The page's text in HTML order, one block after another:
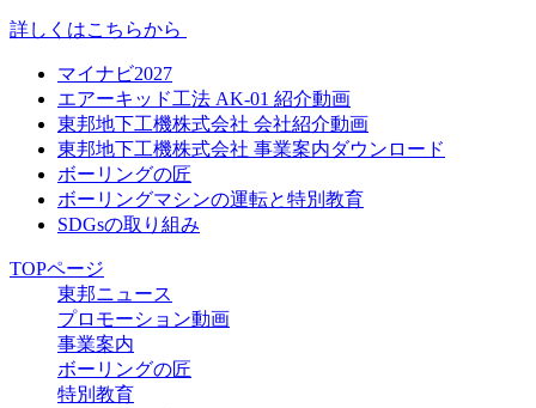
詳しくはこちらから
マイナビ2027
エアーキッド工法 AK-01 紹介動画
東邦地下工機株式会社 会社紹介動画
東邦地下工機株式会社 事業案内ダウンロード
ボーリングの匠
ボーリングマシンの運転と特別教育
SDGsの取り組み
TOPページ
東邦ニュース
プロモーション動画
事業案内
ボーリングの匠
特別教育